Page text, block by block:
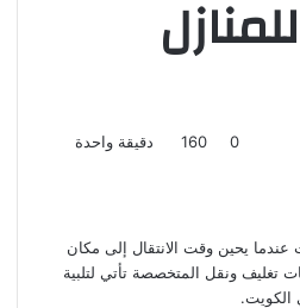
0 دقيقة واحدة
عندما يحين وقت الانتقال إلى مكان
ونقل المتخصصة تأتي لتلبية
الكويت.